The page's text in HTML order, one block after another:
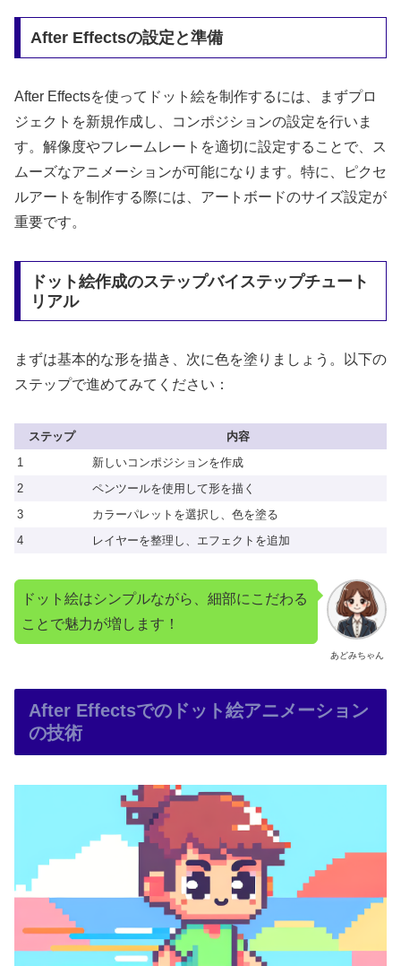
After Effectsの設定と準備
After Effectsを使ってドット絵を制作するには、まずプロ
ジェクトを新規作成し、コンポジションの設定を行いま
す。解像度やフレームレートを適切に設定することで、ス
ムーズなアニメーションが可能になります。特に、ピクセ
ルアートを制作する際には、アートボードのサイズ設定が
重要です。
ドット絵作成のステップバイステップチュート
リアル
まずは基本的な形を描き、次に色を塗りましょう。以下の
ステップで進めてみてください：
ステップ
内容
1
新しいコンポジションを作成
2
ペンツールを使用して形を描く
3
カラーパレットを選択し、色を塗る
4
レイヤーを整理し、エフェクトを追加
あどみちゃん
ドット絵はシンプルながら、細部にこだわる
ことで魅力が増します！
After Effectsでのドット絵アニメーション
の技術